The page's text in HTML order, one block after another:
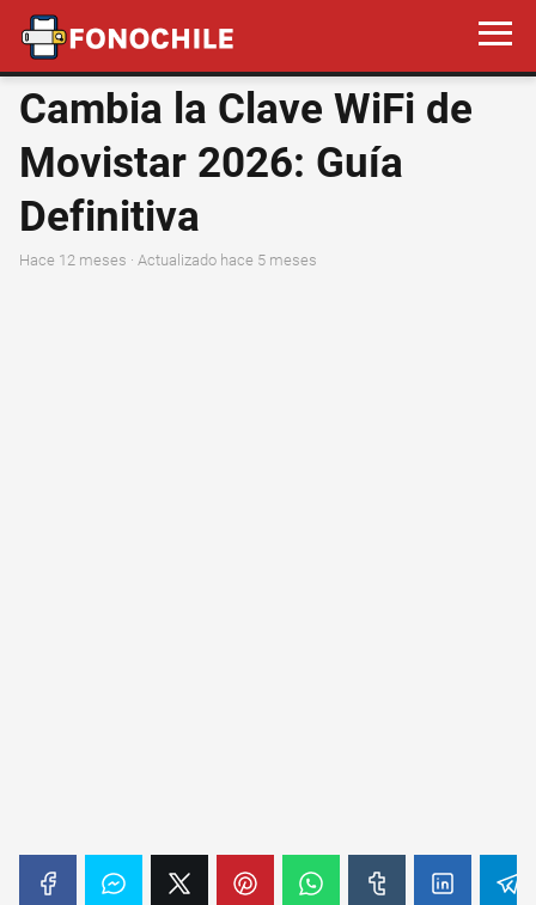
Cambia la Clave WiFi de
Movistar 2026: Guía
Definitiva
hace 12 meses · Actualizado hace 5 meses